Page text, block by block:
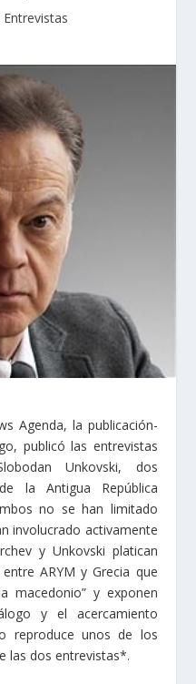
Entrevistas
Agenda, la publicación-
publicó las entrevistas
Unkovski, dos
la Antigua República
no se han limitado
involucrado activamente
y Unkovski platican
ARYM y Grecia que
macedonio” y exponen
y el acercamiento
reproduce unos de los
las dos entrevistas*.